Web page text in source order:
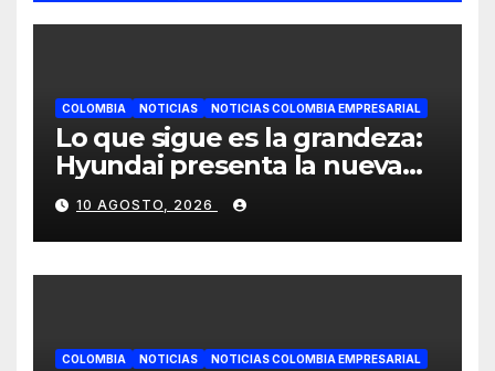
COLOMBIA NOTICIAS NOTICIAS COLOMBIA EMPRESARIAL
Lo que sigue es la grandeza:
Hyundai presenta la nueva
Palisade Híbrida junto al
álbum Big Band 2 de Andrés
Cepeda
10 AGOSTO, 2026
COLOMBIA NOTICIAS NOTICIAS COLOMBIA EMPRESARIAL